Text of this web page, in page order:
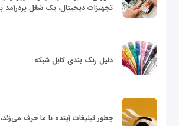
تجهیزات دیجیتال، یک شغل پردرآمد
دلیل رنگ بندی کابل شبکه
چطور تبلیغات آینده با ما حرف